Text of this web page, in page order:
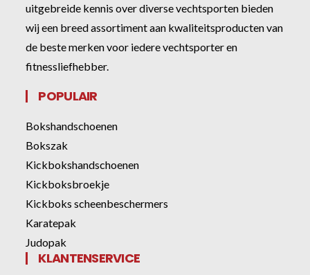
uitgebreide kennis over diverse vechtsporten bieden
wij een breed assortiment aan kwaliteitsproducten van
de beste merken voor iedere vechtsporter en
fitnessliefhebber.
POPULAIR
Bokshandschoenen
Bokszak
Kickbokshandschoenen
Kickboksbroekje
Kickboks scheenbeschermers
Karatepak
Judopak
KLANTENSERVICE